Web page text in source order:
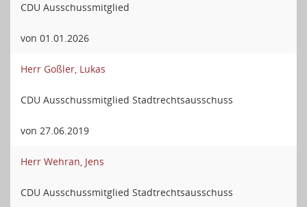
CDU Ausschussmitglied
von 01.01.2026
Herr Goßler, Lukas
CDU Ausschussmitglied Stadtrechtsausschuss
von 27.06.2019
Herr Wehran, Jens
CDU Ausschussmitglied Stadtrechtsausschuss